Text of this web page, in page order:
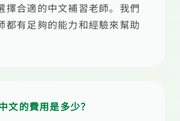
擇合適的中文補習老師。我們
都有足夠的能力和經驗來幫助
文的費用是多少？